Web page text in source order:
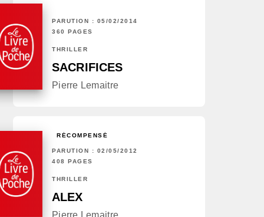
PARUTION : 05/02/2014
360 PAGES
THRILLER
SACRIFICES
Pierre Lemaitre
RÉCOMPENSÉ
PARUTION : 02/05/2012
408 PAGES
THRILLER
ALEX